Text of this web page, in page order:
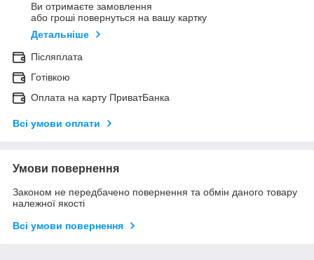
Ви отримаєте замовлення
або гроші повернуться на вашу картку
Детальніше
Післяплата
Готівкою
Оплата на карту ПриватБанка
Всі умови оплати
Умови повернення
Законом не передбачено повернення та обмін даного товару
належної якості
Всі умови повернення